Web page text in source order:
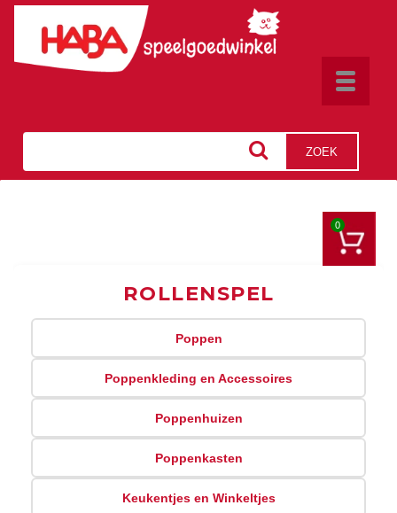
Toggle
ZOEK
0
ROLLENSPEL
Poppen
Poppenkleding en Accessoires
Poppenhuizen
Poppenkasten
Keukentjes en Winkeltjes